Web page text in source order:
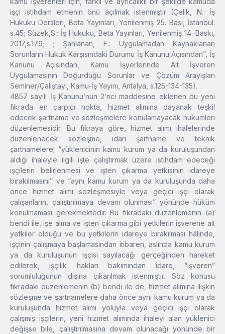
işçi istihdam etmenin önü açılmak istenmiştir (Çelik, N.: İş
Hukuku Dersleri, Beta Yayınları, Yenilenmiş 25. Bası, İstanbul:
s.45; Süzek,S.: İş Hukuku, Beta Yayınları, Yenilenmiş 14. Baskı,
2017,s.179; ; Şahlanan, F.: Uygulamadan Kaynaklanan
Sorunların Hukuk Karşısındaki Durumu İş Kanunu Açısından”, İş
Kanunu Açısından, Kamu İşyerlerinde Alt İşveren
Uygulamasının Doğurduğu Sorunlar ve Çözüm Arayışları
Seminer/Çalıştayı, Kamu-İş Yayını, Antalya, s.125-134-135).
4857 sayılı İş Kanunu’nun 2’nci maddesine eklenen bu yeni
fıkrada en çarpıcı nokta, hizmet alımına dayanak teşkil
edecek şartname ve sözleşmelere konulamayacak hükümleri
düzenlemesidir. Bu fıkraya göre, hizmet alımı ihalelerinde
düzenlenecek sözleşme, idari şartname ve teknik
şartnamelere; “yüklenicinin kamu kurum ya da kuruluşundan
aldığı ihaleyle ilgili işte çalıştırmak üzere istihdam edeceği
işçilerin belirlenmesi ve işten çıkarma yetkisinin idareye
bırakılmasını” ve “aynı kamu kurum ya da kuruluşunda daha
önce hizmet alımı sözleşmesiyle veya geçici işçi olarak
çalışanların, çalıştırılmaya devam olunması” yönünde hüküm
konulmaması gerekmektedir. Bu fıkradaki düzenlemenin (a)
bendi ile, işe alma ve işten çıkarma gibi yetkilerin işverene ait
yetkiler olduğu ve bu yetkilerin idareye bırakılması hâlinde,
işçinin çalışmaya başlamasından itibaren, aslında kamu kurum
ya da kuruluşunun işçisi sayılacağı gerçeğinden hareket
edilerek, işçilik hakları bakımından idare, “işveren”
sorumluluğunun dışına çıkarılmak istenmiştir. Söz konusu
fıkradaki düzenlemenin (b) bendi ile de, hizmet alımına ilişkin
sözleşme ve şartnamelere daha önce aynı kamu kurum ya da
kuruluşunda hizmet alımı yoluyla veya geçici işçi olarak
çalışmış işçilerin, yeni hizmet alımında ihaleyi alan yüklenici
değişse bile, çalıştırılmasına devam olunacağı yönünde bir